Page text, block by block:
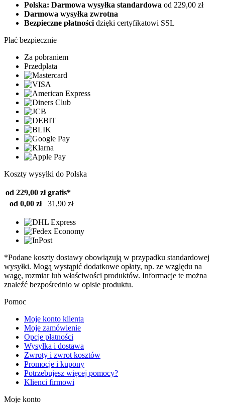
Polska: Darmowa wysyłka standardowa od 229,00 zł
Darmowa wysyłka zwrotna
Bezpieczne płatności dzięki certyfikatowi SSL
Płać bezpiecznie
Za pobraniem
Przedpłata
Koszty wysyłki do Polska
od 229,00 zł gratis*
od 0,00 zł
31,90 zł
*Podane koszty dostawy obowiązują w przypadku standardowej
wysyłki. Mogą wystąpić dodatkowe opłaty, np. ze względu na
wagę, rozmiar lub właściwości produktów. Informacje te można
znaleźć bezpośrednio w opisie produktu.
Pomoc
Moje konto klienta
Moje zamówienie
Opcje płatności
Wysyłka i dostawa
Zwroty i zwrot kosztów
Promocje i kupony
Potrzebujesz więcej pomocy?
Klienci firmowi
Moje konto